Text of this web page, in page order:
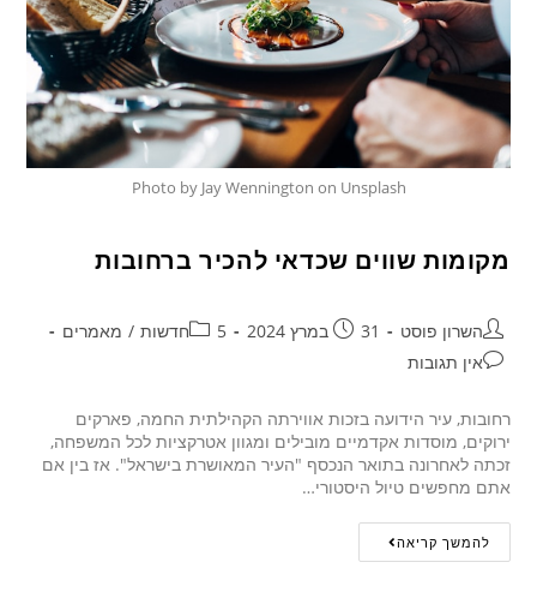
Photo by Jay Wennington on Unsplash
מקומות שווים שכדאי להכיר ברחובות
השרון פוסט 31 במרץ 2024 5חדשות / מאמרים
אין תגובות
רחובות, עיר הידועה בזכות אווירתה הקהילתית החמה, פארקים
ירוקים, מוסדות אקדמיים מובילים ומגוון אטרקציות לכל המשפחה,
זכתה לאחרונה בתואר הנכסף "העיר המאושרת בישראל". אז בין אם
אתם מחפשים טיול היסטורי…
להמשך קריאה